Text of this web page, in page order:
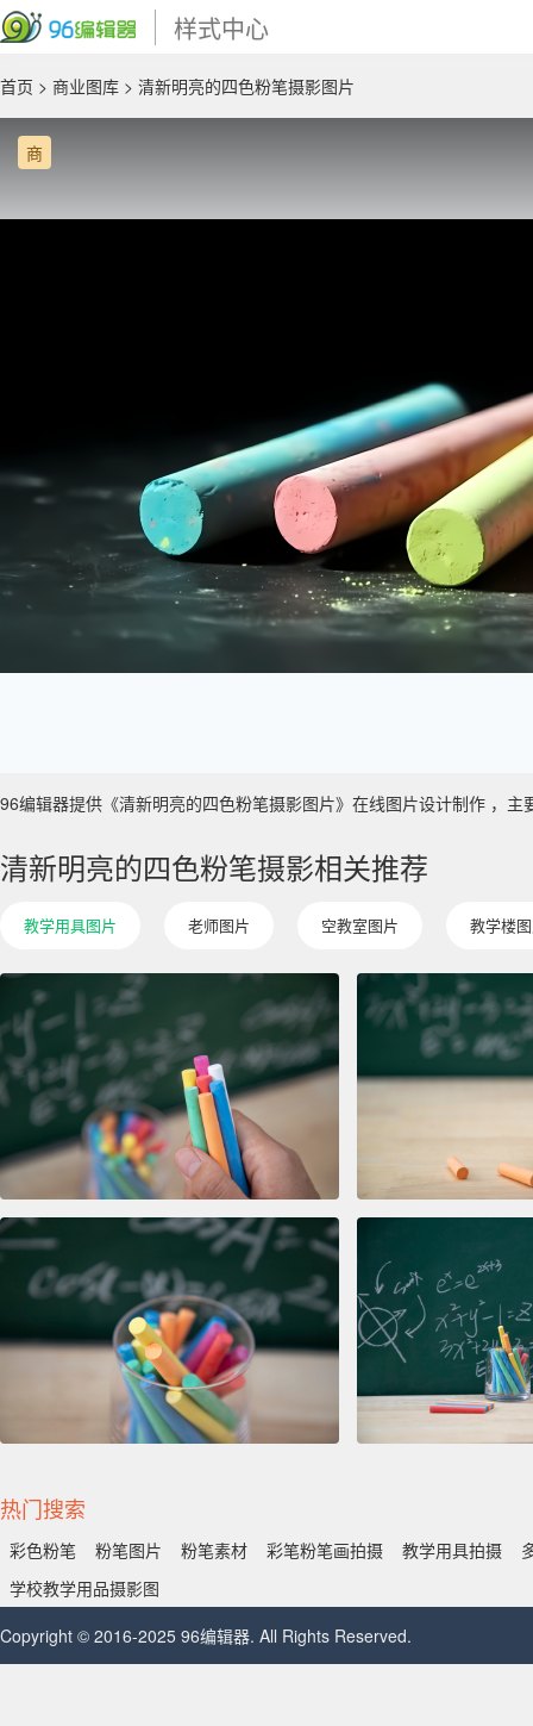
样式中心
首页 > 商业图库 > 清新明亮的四色粉笔摄影图片
商
96编辑器提供《清新明亮的四色粉笔摄影图片》在线图片设计制作 ，
清新明亮的四色粉笔摄影相关推荐
教学用具图片 老师图片 空教室图片 教学楼
热门搜索
彩色粉笔 粉笔图片 粉笔素材 彩笔粉笔画拍摄 教学用具拍摄
学校教学用品摄影图
Copyright © 2016-2025 96编辑器. All Rights Reserved.